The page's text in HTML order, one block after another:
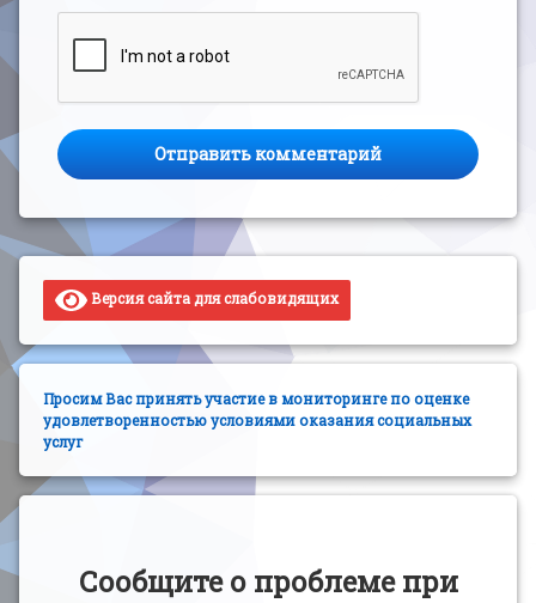
Версия сайта для слабовидящих
Просим Вас принять участие в мониторинге по оценке
удовлетворенностью условиями оказания социальных
услуг
Сообщите о проблеме при